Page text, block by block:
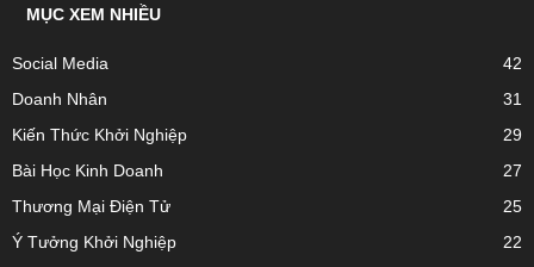
MỤC XEM NHIỀU
Social Media
42
Doanh Nhân
31
Kiến Thức Khởi Nghiệp
29
Bài Học Kinh Doanh
27
Thương Mại Điện Tử
25
Ý Tưởng Khởi Nghiệp
22